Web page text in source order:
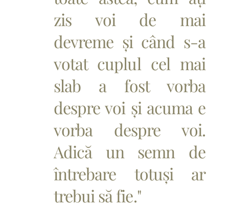
zis voi de mai
devreme și când s-a
votat cuplul cel mai
slab a fost vorba
despre voi și acuma e
vorba despre voi.
Adică un semn de
întrebare totuși ar
trebui să fie."